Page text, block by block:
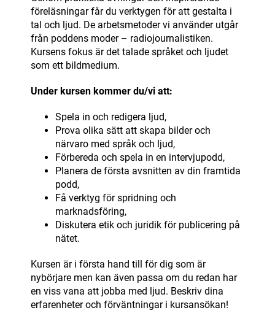
föreläsningar får du verktygen för att gestalta i
tal och ljud. De arbetsmetoder vi använder utgår
från poddens moder – radiojournalistiken.
Kursens fokus är det talade språket och ljudet
som ett bildmedium.
Under kursen kommer du/vi att:
Spela in och redigera ljud,
Prova olika sätt att skapa bilder och
närvaro med språk och ljud,
Förbereda och spela in en intervjupodd,
Planera de första avsnitten av din framtida
podd,
Få verktyg för spridning och
marknadsföring,
Diskutera etik och juridik för publicering på
nätet.
Kursen är i första hand till för dig som är
nybörjare men kan även passa om du redan har
en viss vana att jobba med ljud. Beskriv dina
erfarenheter och förväntningar i kursansökan!